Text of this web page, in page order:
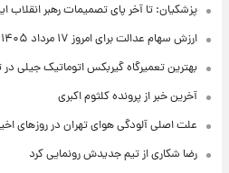
پزشکیان: تا آخر پای تصمیمات رهبر انقلاب
ارزش سهام عدالت برای امروز ۱۷ مرداد ۱۴۰۵ + جدول
بهترین تعمیرگاه گیربکس اتوماتیک جیلی
آخرین خبر از پرونده کلثوم اکبری
علت اصلی آلودگی هوای تهران در روزهای
رضا شکاری از تیم جدیدش رونمایی کرد